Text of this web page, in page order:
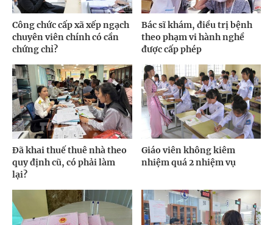
Công chức cấp xã xếp ngạch
chuyên viên chính có cần
chứng chỉ?
Bác sĩ khám, điều trị bệnh
theo phạm vi hành nghề
được cấp phép
Đã khai thuế thuê nhà theo
quy định cũ, có phải làm
lại?
Giáo viên không kiêm
nhiệm quá 2 nhiệm vụ